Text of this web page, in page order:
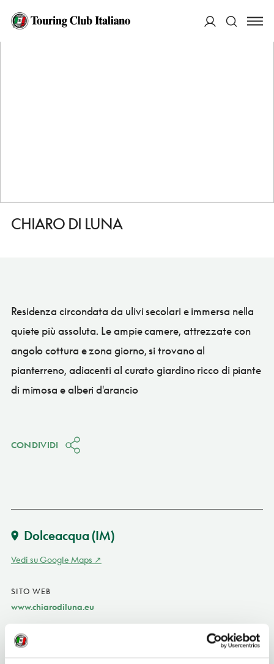
HOME
CHIARO DI LUNA
Residenza circondata da ulivi secolari e immersa nella
quiete più assoluta. Le ampie camere, attrezzate con
angolo cottura e zona giorno, si trovano al
pianterreno, adiacenti al curato giardino ricco di piante
di mimosa e alberi d'arancio
CONDIVIDI
Dolceacqua (IM)
Vedi su Google Maps
SITO WEB
www.chiarodiluna.eu
info@chiarodiluna.eu